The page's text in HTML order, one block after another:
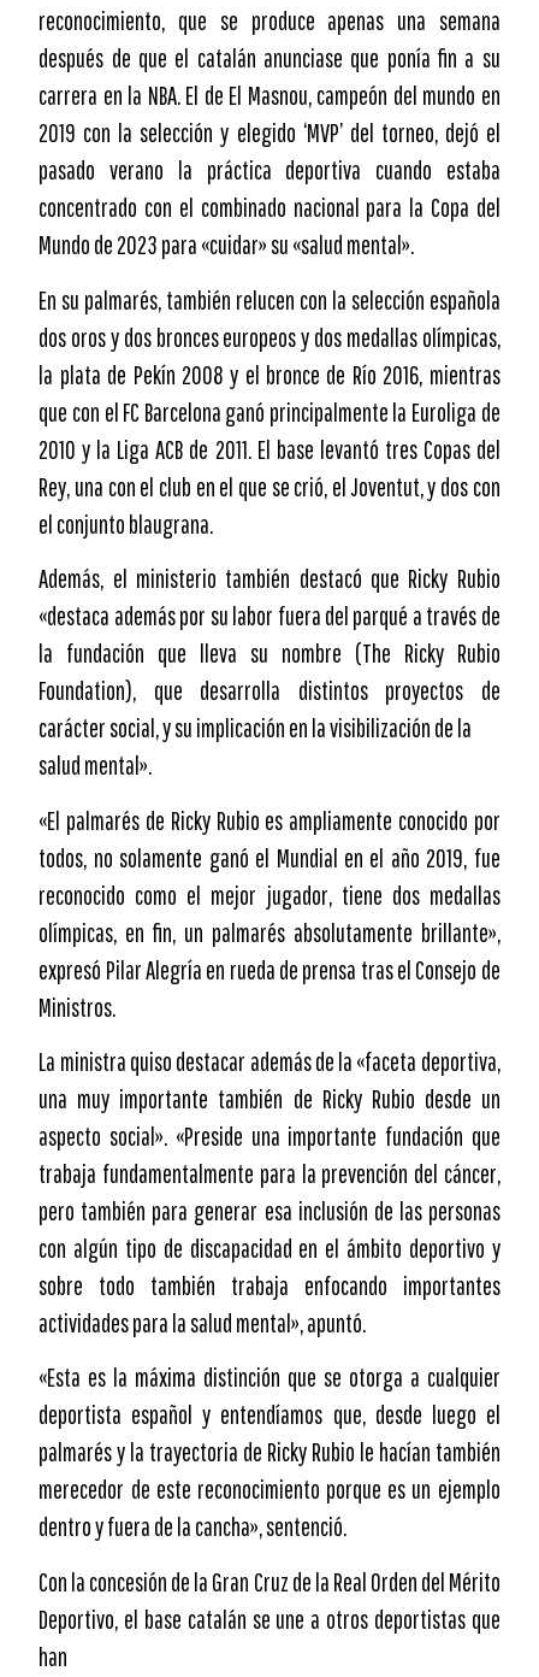
reconocimiento, que se produce apenas una semana
después de que el catalán anunciase que ponía fin a su
carrera en la NBA. El de El Masnou, campeón del mundo en
2019 con la selección y elegido ‘MVP’ del torneo, dejó el
pasado verano la práctica deportiva cuando estaba
concentrado con el combinado nacional para la Copa del
Mundo de 2023 para «cuidar» su «salud mental».
En su palmarés, también relucen con la selección española
dos oros y dos bronces europeos y dos medallas olímpicas,
la plata de Pekín 2008 y el bronce de Río 2016, mientras
que con el FC Barcelona ganó principalmente la Euroliga de
2010 y la Liga ACB de 2011. El base levantó tres Copas del
Rey, una con el club en el que se crió, el Joventut, y dos con
el conjunto blaugrana.
Además, el ministerio también destacó que Ricky Rubio
«destaca además por su labor fuera del parqué a través de
la fundación que lleva su nombre (The Ricky Rubio
Foundation), que desarrolla distintos proyectos de
carácter social, y su implicación en la visibilización de la
salud mental».
«El palmarés de Ricky Rubio es ampliamente conocido por
todos, no solamente ganó el Mundial en el año 2019, fue
reconocido como el mejor jugador, tiene dos medallas
olímpicas, en fin, un palmarés absolutamente brillante»,
expresó Pilar Alegría en rueda de prensa tras el Consejo de
Ministros.
La ministra quiso destacar además de la «faceta deportiva,
una muy importante también de Ricky Rubio desde un
aspecto social». «Preside una importante fundación que
trabaja fundamentalmente para la prevención del cáncer,
pero también para generar esa inclusión de las personas
con algún tipo de discapacidad en el ámbito deportivo y
sobre todo también trabaja enfocando importantes
actividades para la salud mental», apuntó.
«Esta es la máxima distinción que se otorga a cualquier
deportista español y entendíamos que, desde luego el
palmarés y la trayectoria de Ricky Rubio le hacían también
merecedor de este reconocimiento porque es un ejemplo
dentro y fuera de la cancha», sentenció.
Con la concesión de la Gran Cruz de la Real Orden del Mérito
Deportivo, el base catalán se une a otros deportistas que
han